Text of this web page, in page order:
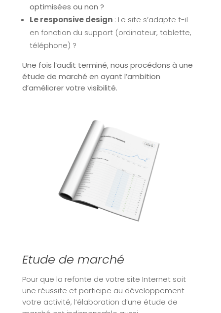
optimisées ou non ?
Le responsive design: Le site s’adapte t-il
en fonction du support (ordinateur, tablette,
téléphone) ?
Une fois l’audit terminé, nous procédons à une
étude de marché en ayant l’ambition
d’améliorer votre visibilité.
Etude de marché
Pour que la refonte de votre site Internet soit
une réussite et participe au développement
votre activité, l’élaboration d’une étude de